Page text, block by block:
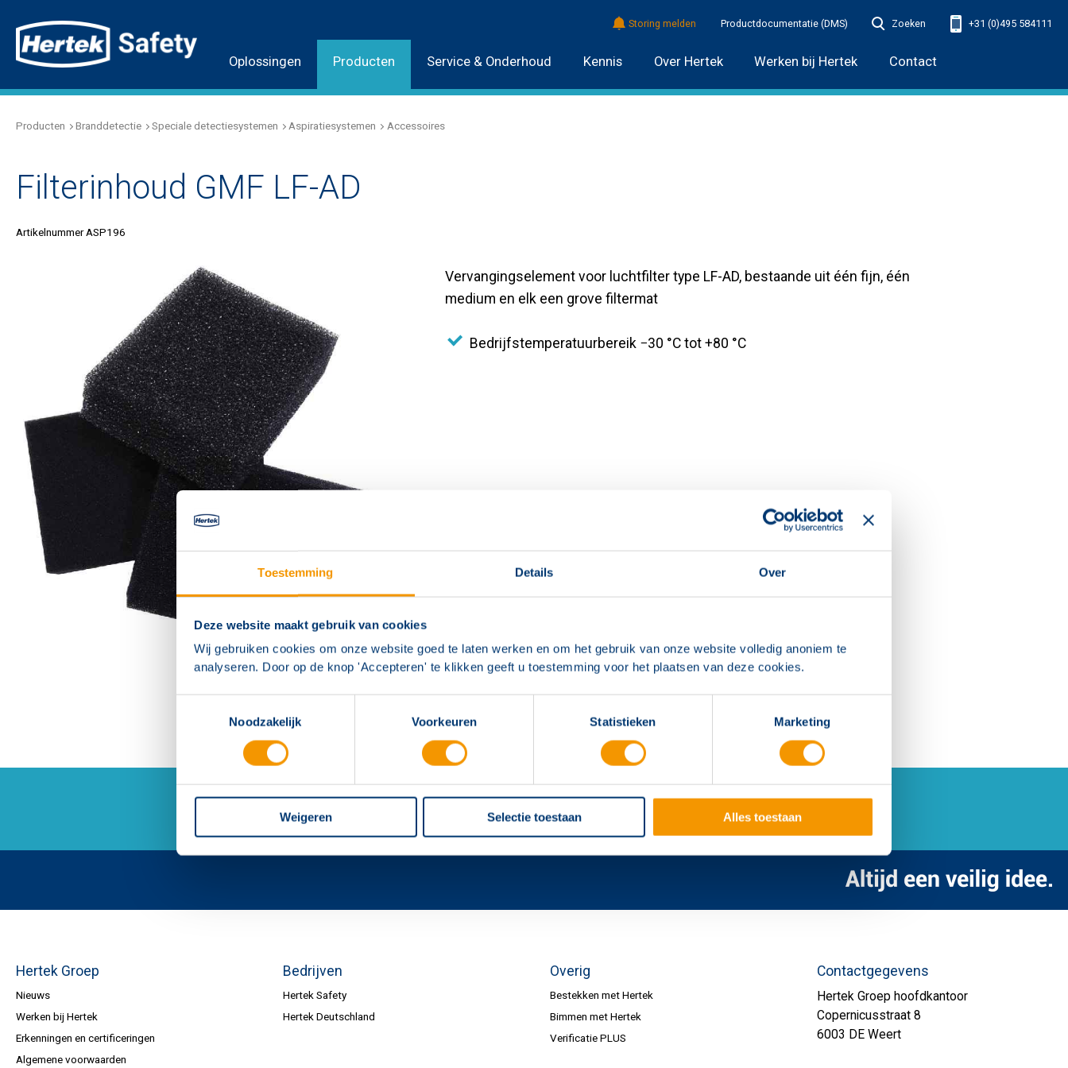
Toestemming Details Over
Deze website maakt gebruik van cookies
Wij gebruiken cookies om onze website goed te laten werken en om het gebruik van onze website volledig anoniem te
analyseren. Door op de knop 'Accepteren' te klikken geeft u toestemming voor het plaatsen van deze cookies.
Noodzakelijk
Voorkeuren Statistieken Marketing
Weigeren Selectie toestaan Alles toestaan
Oplossingen Producten Service & Onderhoud Kennis Over Hertek Werken bij Hertek Contact
Storing melden Productdocumentatie (DMS) Zoeken +31 (0)495 584111
Producten Branddetectie Speciale detectiesystemen Aspiratiesystemen Accessoires
Filterinhoud GMF LF-AD
Artikelnummer ASP196
Vervangingselement voor luchtfilter type LF-AD, bestaande uit één fijn, één
medium en elk een grove filtermat
Bedrijfstemperatuurbereik −30 °C tot +80 °C
Hertek Groep
Nieuws
Werken bij Hertek
Erkenningen en certificeringen
Algemene voorwaarden
Bedrijven
Hertek Safety
Hertek Deutschland
Overig
Bestekken met Hertek
Bimmen met Hertek
Verificatie PLUS
Contactgegevens
Hertek Groep hoofdkantoor
Copernicusstraat 8
6003 DE Weert